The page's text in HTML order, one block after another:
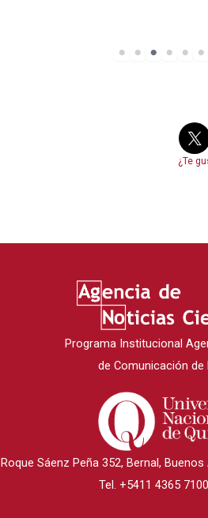
¿Te
Programa Institucional
de Comunicación de
Roque Sáenz Peña 352, Bernal,
Tel. +5411 4365